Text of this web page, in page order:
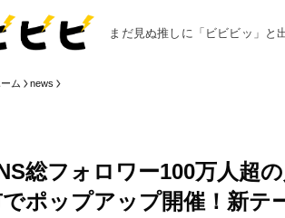
まだ見ぬ推しに「ビビビッ」と
ム news
総フォロワー100万人超
ポップアップ開催！新テ